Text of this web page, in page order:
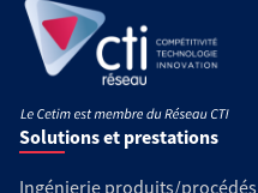
Solutions et prestations
Ingénierie produits/procédés